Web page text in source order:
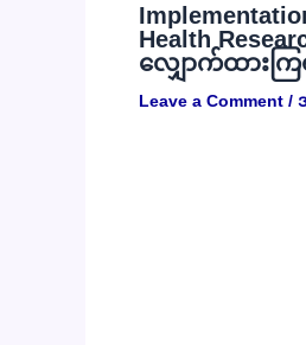
Health
လျှောက်ထားကြ
Leave a Comment /